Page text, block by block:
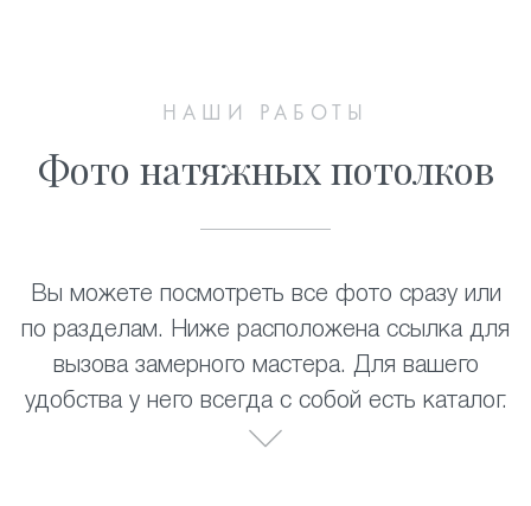
НАШИ РАБОТЫ
Фото натяжных потолков
Вы можете посмотреть все фото сразу или
по разделам. Ниже расположена ссылка для
вызова замерного мастера. Для вашего
удобства у него всегда с собой есть каталог.